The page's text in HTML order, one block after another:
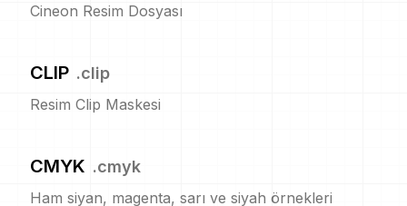
Cineon Resim Dosyası
CLIP .clip
Resim Clip Maskesi
CMYK .cmyk
Ham siyan, magenta, sarı ve siyah örnekleri